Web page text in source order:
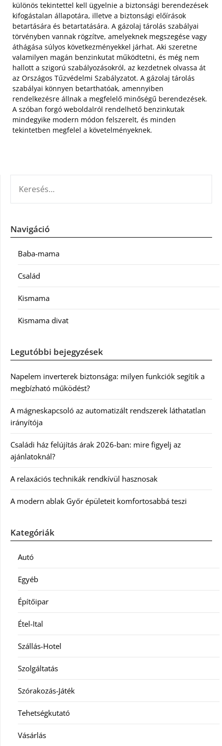
különös tekintettel kell ügyelnie a biztonsági berendezések
kifogástalan állapotára, illetve a biztonsági előírások
betartására és betartatására. A gázolaj tárolás szabályai
törvényben vannak rögzítve, amelyeknek megszegése vagy
áthágása súlyos következményekkel járhat. Aki szeretne
valamilyen magán benzinkutat működtetni, és még nem
hallott a szigorú szabályozásokról, az kezdetnek olvassa át
az Országos Tűzvédelmi Szabályzatot. A gázolaj tárolás
szabályai könnyen betarthatóak, amennyiben
rendelkezésre állnak a megfelelő minőségű berendezések.
A szóban forgó weboldalról rendelhető benzinkutak
mindegyike modern módon felszerelt, és minden
tekintetben megfelel a követelményeknek.
Navigáció
Baba-mama
Család
Kismama
Kismama divat
Legutóbbi bejegyzések
Napelem inverterek biztonsága: milyen funkciók segítik a
megbízható működést?
A mágneskapcsoló az automatizált rendszerek láthatatlan
irányítója
Családi ház felújítás árak 2026-ban: mire figyelj az
ajánlatoknál?
A relaxációs technikák rendkívül hasznosak
A modern ablak Győr épületeit komfortosabbá teszi
Kategóriák
Autó
Egyéb
Építőipar
Étel-Ital
Szállás-Hotel
Szolgáltatás
Szórakozás-Játék
Tehetségkutató
Vásárlás